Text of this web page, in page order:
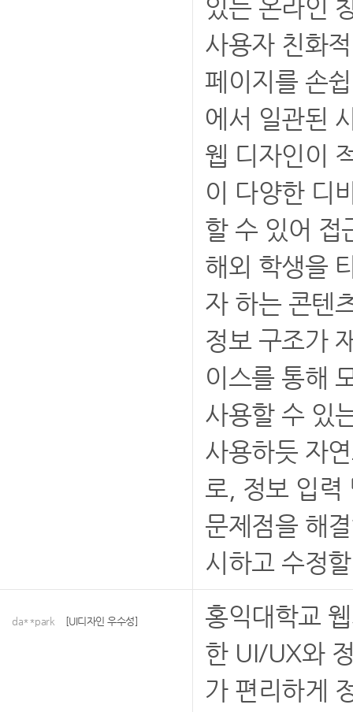
있는 온라인
사용자 친화
페이지를 손
에서 일관된
웹 디자인이
이 다양한 디
할 수 있어 접
해외 학생을
자 하는 콘텐
정보 구조가
이스를 통해
사용할 수 있
사용하듯 자
로, 정보 입력
문제점을 해
시하고 수정
da**park [UI디자인 우수성]
홍익대학교
한 UI/UX와
가 편리하게